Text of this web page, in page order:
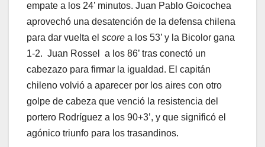
empate a los 24’ minutos. Juan Pablo Goicochea
aprovechó una desatención de la defensa chilena
para dar vuelta el score a los 53’ y la Bicolor gana
1-2. Juan Rossel a los 86’ tras conectó un
cabezazo para firmar la igualdad. El capitán
chileno volvió a aparecer por los aires con otro
golpe de cabeza que venció la resistencia del
portero Rodríguez a los 90+3’, y que significó el
agónico triunfo para los trasandinos.